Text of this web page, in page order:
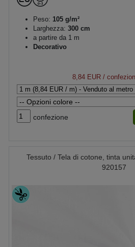
Peso: 105 g/m²
Larghezza: 300 cm
a partire da 1 m
Decorativo
8,84 EUR/
confezione
Tessuto / Tela di cotone, tinta
920157